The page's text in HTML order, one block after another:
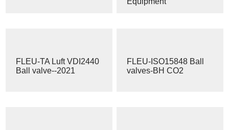
FLEU-TA Luft VDI2440
Ball valve--2021
FLEU-ISO15848 Ball
valves-BH CO2